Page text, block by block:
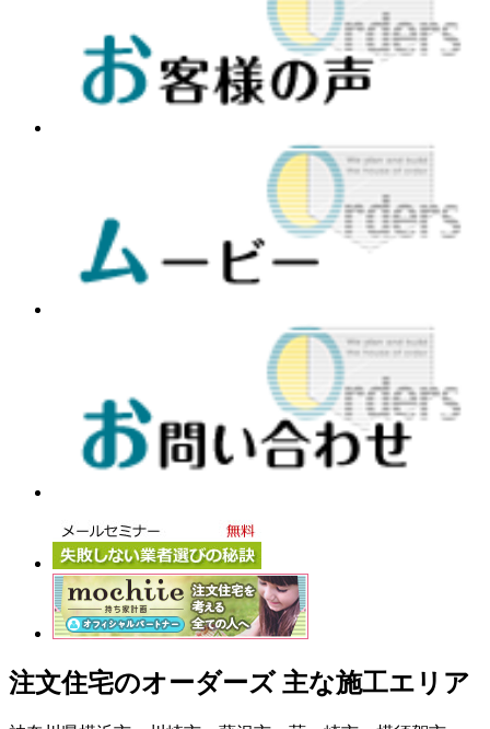
注文住宅のオーダーズ 主な施工エリア